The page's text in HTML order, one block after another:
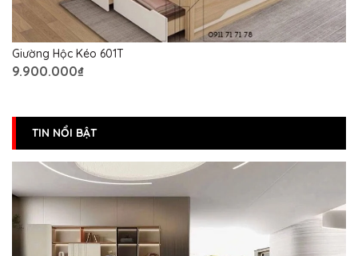
Giường Hộc Kéo 601T
9.900.000₫
TIN NỔI BẬT